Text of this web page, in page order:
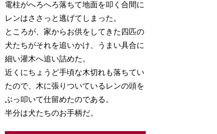
電柱がへろへろ落ちて地面を叩く合間に
レンはささっと逃げてしまった。
ところが、家からお供をしてきた四匹の
犬たちがそれを追いかけ、うまい具合に
細い灌木へ追い詰めた。
近くにちょうど手頃な木切れも落ちてい
たので、木に張りついているレンの頭を
ぶっ叩いて仕留めたのである。
半分は犬たちのお手柄だ。